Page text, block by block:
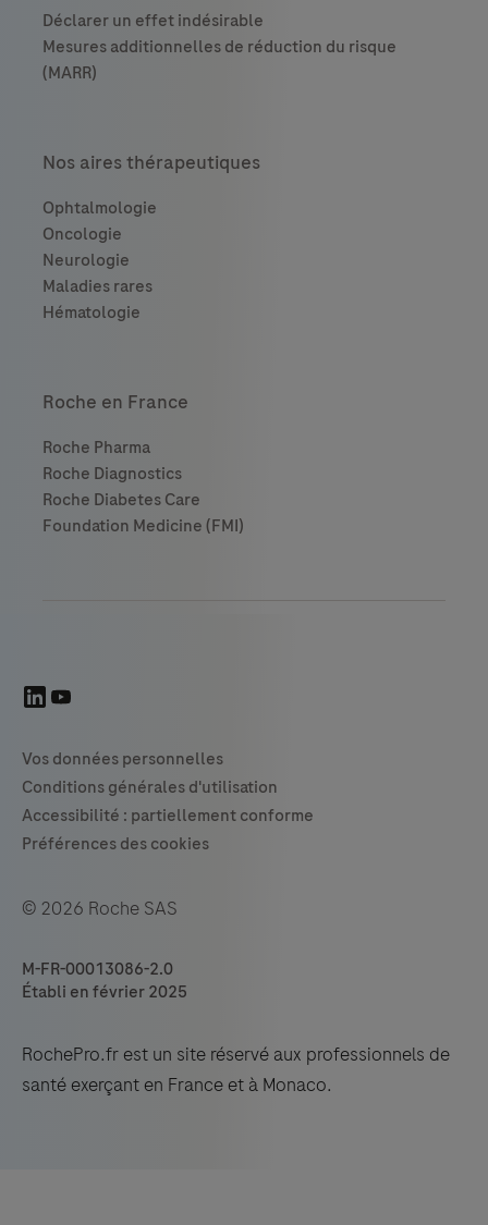
Nos aires thérapeutiques
Roche en France
© 2026 Roche SAS
M-FR-00013086-2.0
Établi en février 2025
RochePro.fr est un site réservé aux professionnels de
santé exerçant en France et à Monaco.